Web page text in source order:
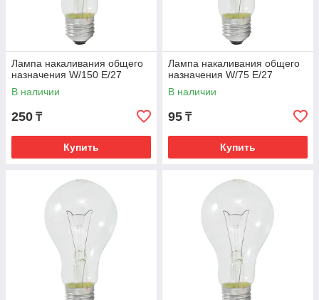
Лампа накаливания общего
назначения W/150 E/27
В наличии
250 ₸
Купить
Лампа накаливания общего
назначения W/75 E/27
В наличии
95 ₸
Купить